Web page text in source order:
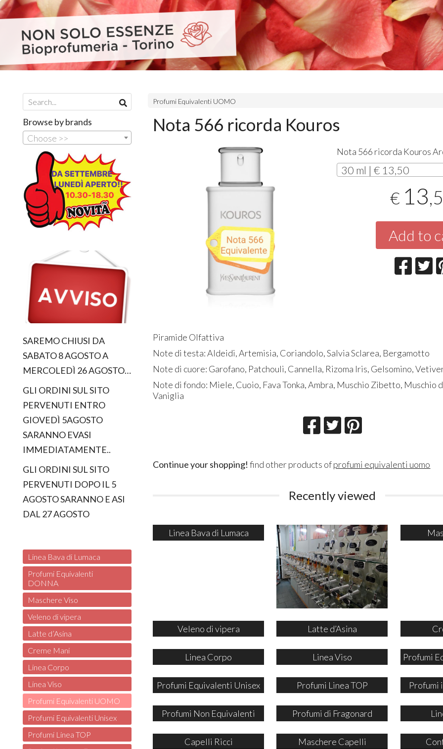
Profumi Equivalenti UOMO
Nota 566 ricorda Kouros
Nota 566 ricorda Kouros
30 ml | € 13,50
€ 13
Add to
Piramide Olfattiva
Note di testa: Aldeidi, Artemisia, Coriandolo, Salvia Sclarea, Bergamotto
Note di cuore: Garofano, Patchouli, Cannella, Rizoma Iris, Gelsomino,
Note di fondo: Miele, Cuoio, Fava Tonka, Ambra, Muschio Zibetto, Muschio
Vaniglia
Continue your shopping! find other products ofprofumi equivalenti uomo
Recently viewed
Linea Bava di Lumaca
Veleno di vipera Latte d’Asina
Linea Corpo Linea Viso Profumi
Profumi Equivalenti Unisex Profumi Linea TOP Profumi
Profumi Non Equivalenti Profumi di Fragonard
Capelli Ricci Maschere Capelli
Browse by brands
Choose >>
SAREMO CHIUSI DA
SABATO 8 AGOSTO A
MERCOLEDÌ 26 AGOSTO…
GLI ORDINI SUL SITO
PERVENUTI ENTRO
GIOVEDÌ 5AGOSTO
SARANNO EVASI
IMMEDIATAMENTE..
GLI ORDINI SUL SITO
PERVENUTI DOPO IL 5
AGOSTO SARANNO E ASI
DAL 27 AGOSTO
Linea Bava di Lumaca
Profumi Equivalenti
DONNA
Maschere Viso
Veleno di vipera
Latte d’Asina
Creme Mani
Linea Corpo
Linea Viso
Profumi Equivalenti UOMO
Profumi Equivalenti Unisex
Profumi Linea TOP